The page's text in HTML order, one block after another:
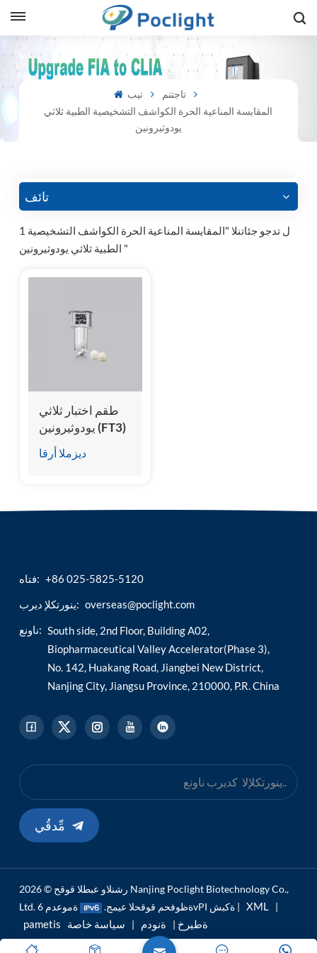
تيب
تاجتنم
المقايسة المناعية الحرة الكواشف التشخيصية الطبية ثلاثي
يودوثيرونين
تائف
1 ل تدجو جئاتنلا "المقايسة المناعية الحرة الكواشف التشخيصية
الطبية ثلاثي يودوثيرونين "
طقم اختبار ثلاثي
يودوثيرونين (FT3)
المجاني
ديزملا أرقا
فتاه: +86 025-5825-5120
ينورتكلإ ديرب: overseas@poclight.com
ناونع: South side, 2nd Floor, Building A02,
Biopharmaceutical Valley Accelerator(Phase 3),
No. 142, Huakang Road, Jiangbei New District,
Nanjing City, Jiangsu Province, 210000, P.R. China
مِّدقُي
رشنلاو عبطلا قوقح © 2026 Nanjing Poclight Biotechnology Co.,
Ltd. ةظوفحم قوقحلا عيمج.
ةموعدم 6vPI ةكبش | XML |
pametis ةطيرخ | ةنودم | سياسة خاصة